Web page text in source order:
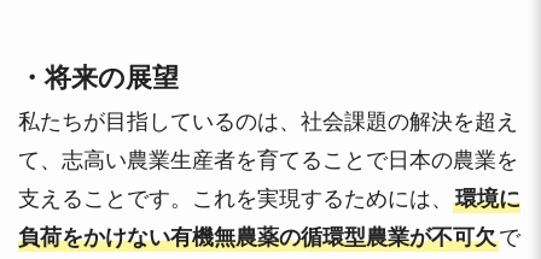
・将来の展望
私たちが目指しているのは、社会課題の解決を超え
て、志高い農業生産者を育てることで日本の農業を
支えることです。これを実現するためには、環境に
負荷をかけない有機無農薬の循環型農業が不可欠で